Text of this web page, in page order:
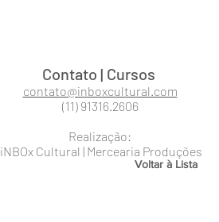
Voltar à Lista
Contato | Cursos
contato@inboxcultural.com
(11) 91316.2606
Realização:
iNBOx Cultural | Mercearia Produções